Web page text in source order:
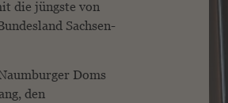
die jüngste von
Sachsen-
Doms
den